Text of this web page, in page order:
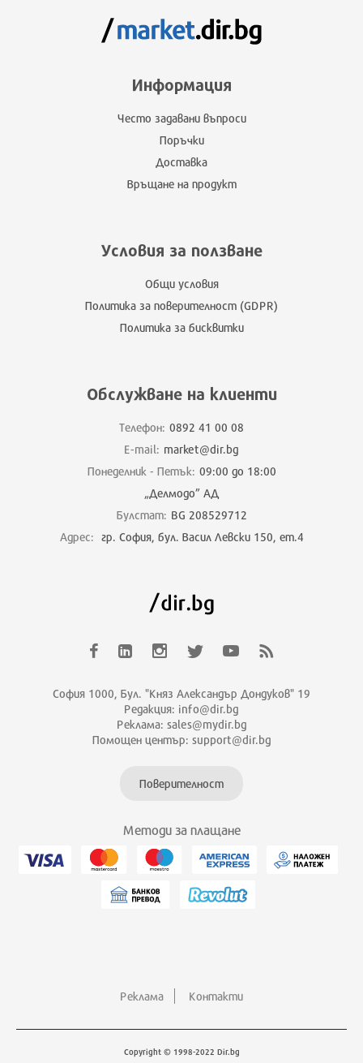
Информация
Често задавани въпроси
Поръчки
Доставка
Връщане на продукт
Условия за ползване
Общи условия
Политика за поверителност (GDPR)
Политика за бисквитки
Обслужване на клиенти
Телефон: 0892 41 00 08
E-mail: market@dir.bg
Понеделник - Петък: 09:00 до 18:00
„Делмодо” АД
Булстат: BG 208529712
Адрес: гр. София, бул. Васил Левски 150, ет.4
София 1000, Бул. "Княз Александър Дондуков" 19
Редакция: info@dir.bg
Реклама: sales@mydir.bg
Помощен център: support@dir.bg
Поверителност
Методи за плащане
Реклама Контакти
Copyright © 1998-2022 Dir.bg